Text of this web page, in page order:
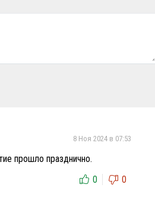
8 Ноя 2024 в 07:53
прошло празднично.
0
0